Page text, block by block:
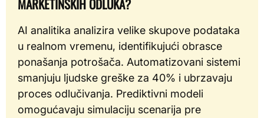
MARKETINŠKIH ODLUKA?
AI analitika analizira velike skupove podataka
u realnom vremenu, identifikujući obrasce
ponašanja potrošača. Automatizovani sistemi
smanjuju ljudske greške za 40% i ubrzavaju
proces odlučivanja. Prediktivni modeli
omogućavaju simulaciju scenarija pre